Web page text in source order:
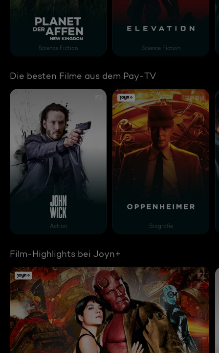
Planet der Affen: New Kingdom
Science Fiction
Elevation
Science Fiction
Die besten Filme aus dem Pay-TV
John Wick
Action
Oppenheimer
Biografie
Film-Highlights bei Joyn+